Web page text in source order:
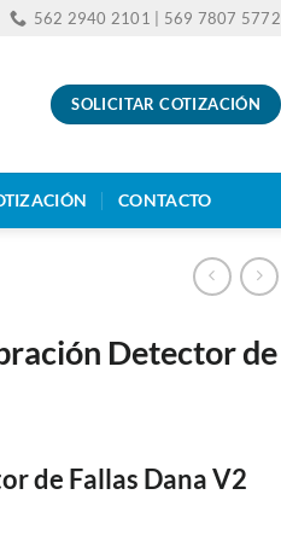
562 2940 2101 | 569 7807 5772
SOLICITAR COTIZACIÓN
CONTACTO
Detector de
de Fallas Dana V2